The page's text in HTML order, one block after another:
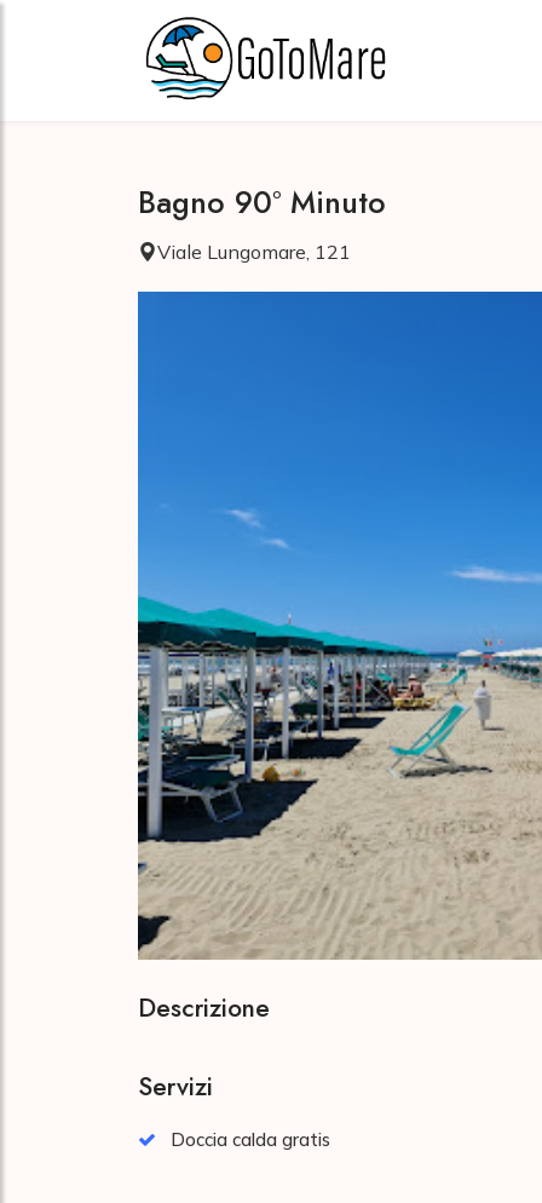
Bagno 90° Minuto
Viale Lungomare, 121
Descrizione
Servizi
Doccia calda gratis